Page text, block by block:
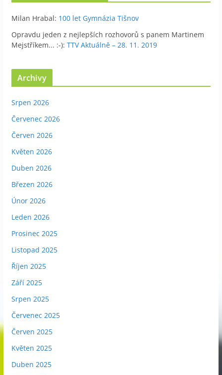
Milan Hrabal: 100 let Gymnázia Tišnov
Opravdu jeden z nejlepších rozhovorů s panem Martinem
Mejstříkem... :-): TTV Aktuálně – 28. 11. 2019
Archivy
Srpen 2026
Červenec 2026
Červen 2026
Květen 2026
Duben 2026
Březen 2026
Únor 2026
Leden 2026
Prosinec 2025
Listopad 2025
Říjen 2025
Září 2025
Srpen 2025
Červenec 2025
Červen 2025
Květen 2025
Duben 2025